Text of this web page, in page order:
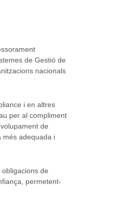
de Gestió de
nacionals
i en altres
per al compliment
de
més adequada i
de
permetent-